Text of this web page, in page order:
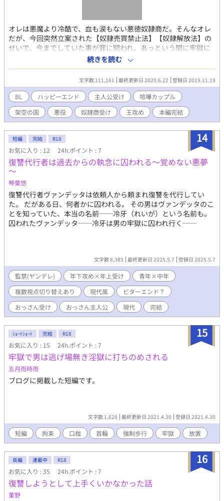
オレは悪魔より冷酷で、血も涙もない悪徳奴隷商だ。そんなオレ
だが、今回突然立案された【奴隷売買禁止法】【奴隷解放法】の
せいで、今までしていた事が罪に問われ、あっという間に牢獄に
入れられてしまった。…牢獄寒いぞ。外は汗ばむ気候なのに…牢
獄寒いんだぞ…？一応助けはくる予定なんだが、相手の都合もあ
るので、まぁ気長に待とうと思う。 ―――悪徳奴隷シリーズ
part1。世界・時代は同じですが、カップルが違うので別登録して
います。
続きを読む
文字数 111,161 最終更新日 2020.6.22 登録日 2019.11.19
BL ハッピーエンド 主人公受け
喧嘩カップル
架空の国
悪役 奴隷商受け 王攻め 本編完結
14
短編 完結 R18
お気に入り : 12 24h.ポイント : 7
復讐代行者は過去からの執念に囚われる～覚めない悪夢
～
琴葉悠
復讐代行者ヴァンデッタは依頼人から頼まれ復讐を代行してい
た。 だがある日、何者かに囚われる。 その男はヴァンデッタのこ
とを知っていた、本当の名前──冷牙（れいが）という名前も。
囚われたヴァンデッタ──冷牙は男の牢獄に囚われ行く──
文字数 8,385 最終更新日 2025.5.7 登録日 2025.5.7
監禁(ヤンデレ) 年下攻め×年上受け
青年×中年
複数視点切り替えあり
現代風
ビターエンド？
おっさん受け
おっさん主人公 現代 完結
15
ｼｮｰﾄｼｮｰﾄ 完結 R18
お気に入り : 15 24h.ポイント : 7
牢獄で男は逃げ場無き淫獄に打ちのめされる
五月雨時雨
ブログに掲載した短編です。
文字数 1,628 最終更新日 2021.4.30 登録日 2021.4.30
短編 拘束 口枷 首輪 強制歩行 牢獄 放置
16
長編 連載中 R18
お気に入り : 35 24h.ポイント : 7
復讐しようとして上手くいかなかった話
菫野